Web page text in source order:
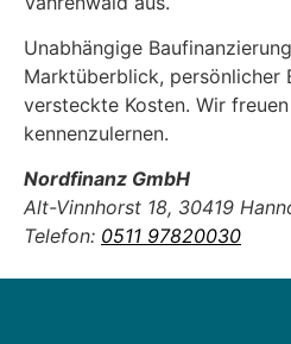
Unabhängige
Marktüberblick, persönlicher
versteckte Kosten. Wir
kennenzulernen.
Nordfinanz GmbH
Alt-Vinnhorst 18, 30419
Telefon: 0511 97820030